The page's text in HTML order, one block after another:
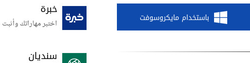
باستخدام مايكروسوفت
خبرة
اختبر مهاراتك
سنديان